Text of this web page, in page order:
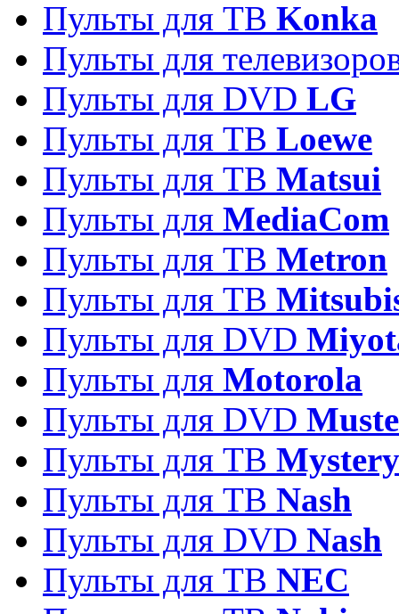
Пульты для ТВ Konka
Пульты для
Пульты для DVD LG
Пульты для ТВ Loewe
Пульты для ТВ Matsui
Пульты для MediaCom
Пульты для ТВ Metron
Пульты для TB
Пульты для DVD
Пульты для Motorola
Пульты для DVD
Пульты для ТВ Mystery
Пульты для ТВ Nash
Пульты для DVD Nash
Пульты для ТВ NEC